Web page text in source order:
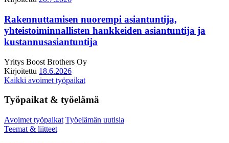
Rakennuttamisen nuorempi asiantuntija,
yhteistoiminnallisten hankkeiden asiantuntija ja
kustannusasiantuntija
Yritys Boost Brothers Oy
Kirjoitettu 18.6.2026
Kaikki avoimet työpaikat
Työpaikat & työelämä
Avoimet työpaikat Työelämän uutisia
Teemat & liitteet